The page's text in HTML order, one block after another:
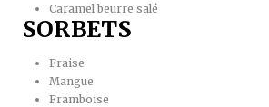
Caramel beurre salé
SORBETS
Fraise
Mangue
Framboise